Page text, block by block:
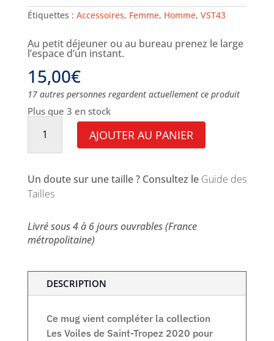
Étiquettes : Accessoires, Femme, Homme, VST43
Au petit déjeuner ou au bureau prenez le large
l’espace d’un instant.
15,00€
17 autres personnes regardent actuellement ce produit
Plus que 3 en stock
quantité
Mug
VST43
AJOUTER AU PANIER
Un doute sur une taille ? Consultez le Guide des
Tailles
Livré sous 4 à 6 jours ouvrables (France
métropolitaine)
DESCRIPTION
Ce mug vient compléter la collection
Les Voiles de Saint-Tropez 2020 pour